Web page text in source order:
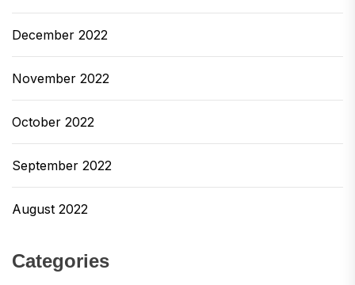
December 2022
November 2022
October 2022
September 2022
August 2022
Categories